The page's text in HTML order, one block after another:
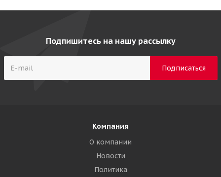
Подпишитесь на нашу рассылку
Компания
О компании
Новости
Политика